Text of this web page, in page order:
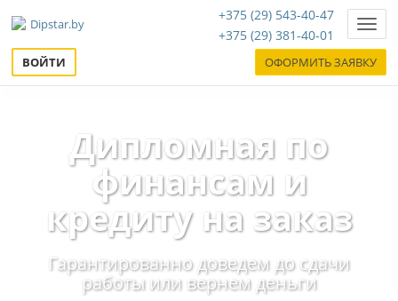
+375 (29) 543-40-47
+375 (29) 381-40-01
ВОЙТИ ОФОРМИТЬ ЗАЯВКУ
Дипломная по
финансам и
кредиту на заказ
Гарантированно доведем до сдачи
работы или вернем деньги